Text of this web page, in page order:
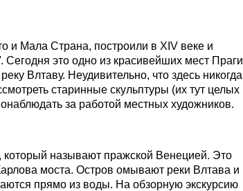
и Мала Страна, построили в XIV веке и
Сегодня это одно из красивейших мест Праги
Влтаву. Неудивительно, что здесь никогда
старинные скульптуры (их тут целых
за работой местных художников.
который называют пражской Венецией. Это
моста. Остров омывают реки Влтава и
прямо из воды. На обзорную экскурсию